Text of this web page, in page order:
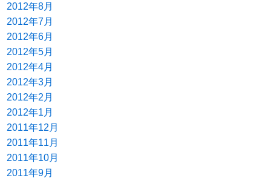
2012年8月
2012年7月
2012年6月
2012年5月
2012年4月
2012年3月
2012年2月
2012年1月
2011年12月
2011年11月
2011年10月
2011年9月